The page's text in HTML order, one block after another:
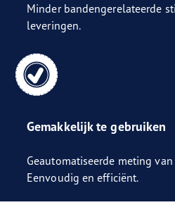
Minder bandengerelateerde
leveringen.
Gemakkelijk te gebruiken
Geautomatiseerde meting
Eenvoudig en efficiënt.